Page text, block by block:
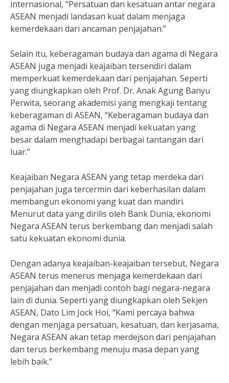
internasional, “Persatuan dan kesatuan antar negara
ASEAN menjadi landasan kuat dalam menjaga
kemerdekaan dari ancaman penjajahan.”
Selain itu, keberagaman budaya dan agama di Negara
ASEAN juga menjadi keajaiban tersendiri dalam
memperkuat kemerdekaan dari penjajahan. Seperti
yang diungkapkan oleh Prof. Dr. Anak Agung Banyu
Perwita, seorang akademisi yang mengkaji tentang
keberagaman di ASEAN, “Keberagaman budaya dan
agama di Negara ASEAN menjadi kekuatan yang
besar dalam menghadapi berbagai tantangan dari
luar.”
Keajaiban Negara ASEAN yang tetap merdeka dari
penjajahan juga tercermin dari keberhasilan dalam
membangun ekonomi yang kuat dan mandiri.
Menurut data yang dirilis oleh Bank Dunia, ekonomi
Negara ASEAN terus berkembang dan menjadi salah
satu kekuatan ekonomi dunia.
Dengan adanya keajaiban-keajaiban tersebut, Negara
ASEAN terus menerus menjaga kemerdekaan dari
penjajahan dan menjadi contoh bagi negara-negara
lain di dunia. Seperti yang diungkapkan oleh Sekjen
ASEAN, Dato Lim Jock Hoi, “Kami percaya bahwa
dengan menjaga persatuan, kesatuan, dan kerjasama,
Negara ASEAN akan tetap merdejson dari penjajahan
dan terus berkembang menuju masa depan yang
lebih baik.”